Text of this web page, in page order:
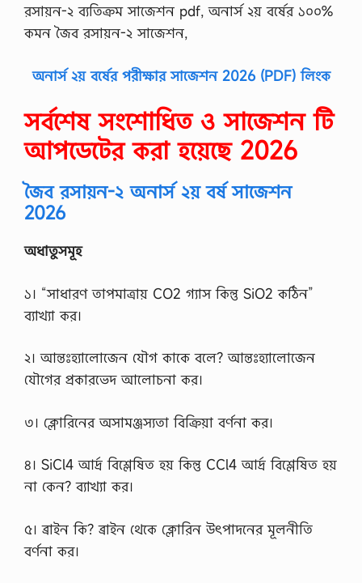
রসায়ন-২ ব্যতিক্রম সাজেশন pdf, অনার্স ২য় বর্ষের ১০০%
কমন জৈব রসায়ন-২ সাজেশন,
অনার্স ২য় বর্ষের পরীক্ষার সাজেশন 2026 (PDF) লিংক
সর্বশেষ সংশোধিত ও সাজেশন টি
আপডেটের করা হয়েছে 2026
জৈব রসায়ন-২ অনার্স ২য় বর্ষ সাজেশন
2026
অধাতুসমূহ
১। “সাধারণ তাপমাত্রায় CO2 গ্যাস কিন্তু SiO2 কঠিন”
ব্যাখ্যা কর।
২। আন্তঃহ্যালোজেন যৌগ কাকে বলে? আন্তঃহ্যালোজেন
যৌগের প্রকারভেদ আলোচনা কর।
৩। ক্লোরিনের অসামঞ্জস্যতা বিক্রিয়া বর্ণনা কর।
৪। SiCl4 আর্দ্র বিশ্লেষিত হয় কিন্তু CCl4 আর্দ্র বিশ্লেষিত হয়
না কেন? ব্যাখ্যা কর।
৫। ব্রাইন কি? ব্রাইন থেকে ক্লোরিন উৎপাদনের মূলনীতি
বর্ণনা কর।